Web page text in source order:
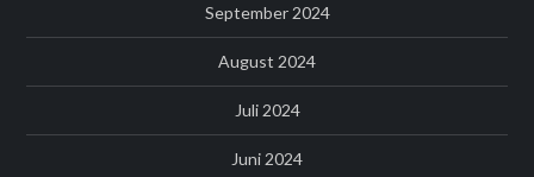
September 2024
August 2024
Juli 2024
Juni 2024